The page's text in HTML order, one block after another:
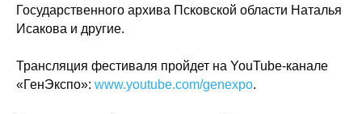
Государственного архива Псковской области Наталья
Исакова и другие.
Трансляция фестиваля пройдет на YouTube-канале
«ГенЭкспо»: www.youtube.com/genexpo.